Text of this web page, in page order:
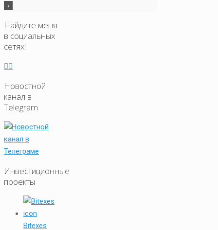
Найдите меня
в социальных
сетях!
Новостной
канал в
Telegram
Инвестиционные
проекты
Bitexes